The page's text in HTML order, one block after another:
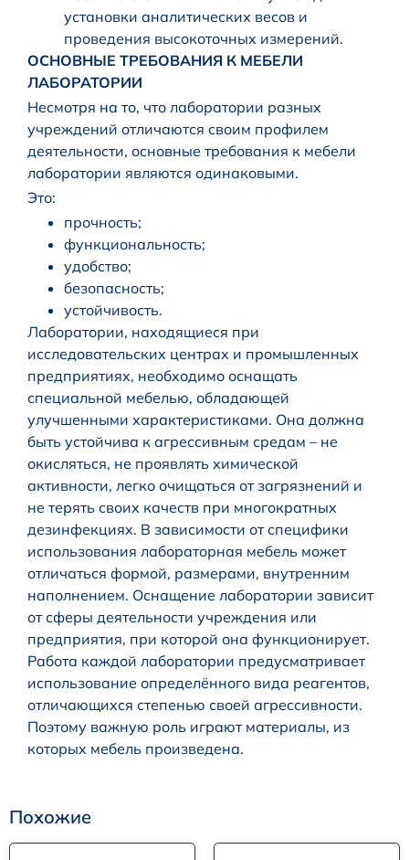
установки аналитических весов и
проведения высокоточных измерений.
ОСНОВНЫЕ ТРЕБОВАНИЯ К МЕБЕЛИ
ЛАБОРАТОРИИ
Несмотря на то, что лаборатории разных
учреждений отличаются своим профилем
деятельности, основные требования к мебели
лаборатории являются одинаковыми.
Это:
прочность;
функциональность;
удобство;
безопасность;
устойчивость.
Лаборатории, находящиеся при
исследовательских центрах и промышленных
предприятиях, необходимо оснащать
специальной мебелью, обладающей
улучшенными характеристиками. Она должна
быть устойчива к агрессивным средам – не
окисляться, не проявлять химической
активности, легко очищаться от загрязнений и
не терять своих качеств при многократных
дезинфекциях. В зависимости от специфики
использования лабораторная мебель может
отличаться формой, размерами, внутренним
наполнением. Оснащение лаборатории зависит
от сферы деятельности учреждения или
предприятия, при которой она функционирует.
Работа каждой лаборатории предусматривает
использование определённого вида реагентов,
отличающихся степенью своей агрессивности.
Поэтому важную роль играют материалы, из
которых мебель произведена.
Похожие